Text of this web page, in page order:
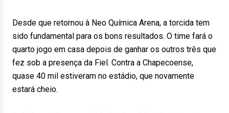
Desde que retornou à Neo Química Arena, a torcida tem
sido fundamental para os bons resultados. O time fará o
quarto jogo em casa depois de ganhar os outros três que
fez sob a presença da Fiel. Contra a Chapecoense,
quase 40 mil estiveram no estádio, que novamente
estará cheio.